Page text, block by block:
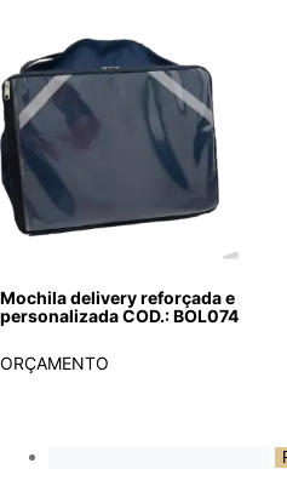
Mochila delivery reforçada e
personalizada COD.: BOL074
ORÇAMENTO